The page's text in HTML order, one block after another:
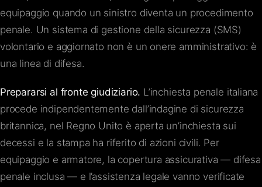
equipaggio quando un sinistro diventa un procedimento
penale. Un sistema di gestione della sicurezza (SMS)
volontario e aggiornato non è un onere amministrativo: è
una linea di difesa.
Prepararsi al fronte giudiziario. L’inchiesta penale italiana
procede indipendentemente dall’indagine di sicurezza
britannica, nel Regno Unito è aperta un’inchiesta sui
decessi e la stampa ha riferito di azioni civili. Per
equipaggio e armatore, la copertura assicurativa — difesa
penale inclusa — e l’assistenza legale vanno verificate